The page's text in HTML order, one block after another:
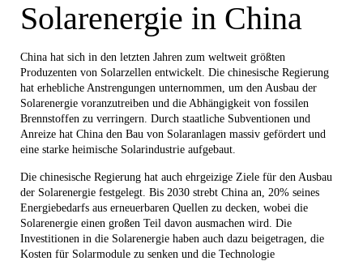
Solarenergie in China
China hat sich in den letzten Jahren zum weltweit größten
Produzenten von Solarzellen entwickelt. Die chinesische Regierung
hat erhebliche Anstrengungen unternommen, um den Ausbau der
Solarenergie voranzutreiben und die Abhängigkeit von fossilen
Brennstoffen zu verringern. Durch staatliche Subventionen und
Anreize hat China den Bau von Solaranlagen massiv gefördert und
eine starke heimische Solarindustrie aufgebaut.
Die chinesische Regierung hat auch ehrgeizige Ziele für den Ausbau
der Solarenergie festgelegt. Bis 2030 strebt China an, 20% seines
Energiebedarfs aus erneuerbaren Quellen zu decken, wobei die
Solarenergie einen großen Teil davon ausmachen wird. Die
Investitionen in die Solarenergie haben auch dazu beigetragen, die
Kosten für Solarmodule zu senken und die Technologie